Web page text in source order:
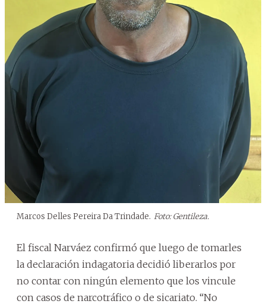
Marcos Delles Pereira Da Trindade. Foto: Gentileza.
El fiscal Narváez confirmó que luego de tomarles
la declaración indagatoria decidió liberarlos por
no contar con ningún elemento que los vincule
con casos de narcotráfico o de sicariato. “No